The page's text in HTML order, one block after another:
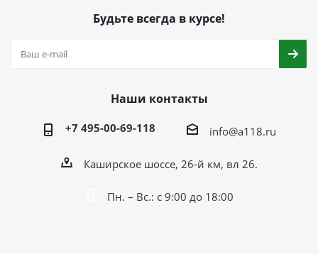
Будьте всегда в курсе!
Наши контакты
+7 495-00-69-118 info@a118.ru
Каширское шоссе, 26-й км, вл 26.
Пн. – Вс.: с 9:00 до 18:00